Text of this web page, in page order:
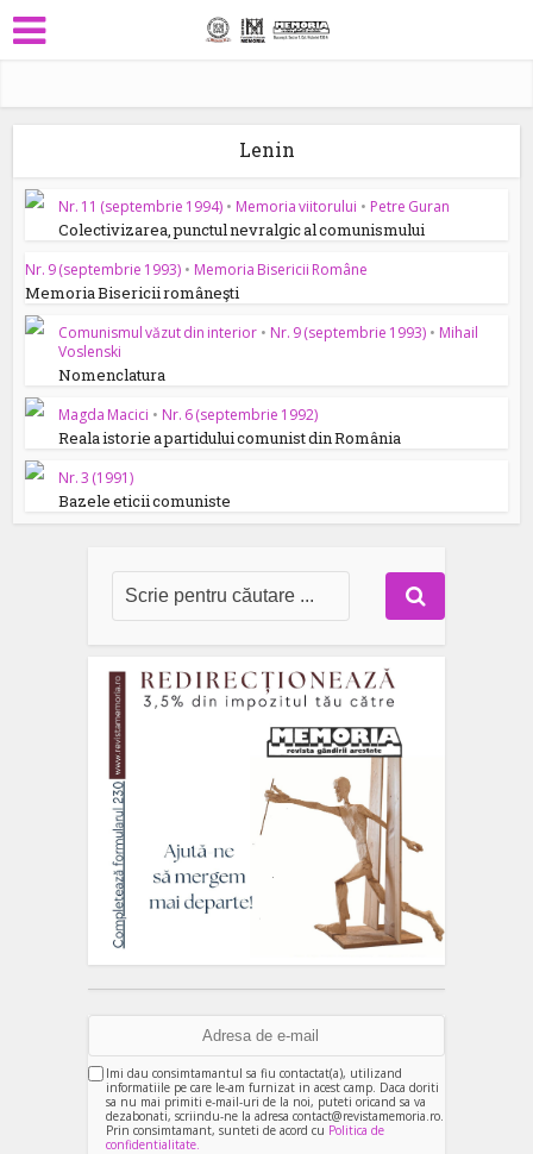
Lenin
Nr. 11 (septembrie 1994) • Memoria viitorului • Petre Guran
Colectivizarea, punctul nevralgic al comunismului
Nr. 9 (septembrie 1993) • Memoria Bisericii Române
Memoria Bisericii româneşti
Comunismul văzut din interior • Nr. 9 (septembrie 1993) • Mihail
Voslenski
Nomenclatura
Magda Macici • Nr. 6 (septembrie 1992)
Reala istorie a partidului comunist din România
Nr. 3 (1991)
Bazele eticii comuniste
Imi dau consimtamantul sa fiu contactat(a), utilizand
informatiile pe care le-am furnizat in acest camp. Daca doriti
sa nu mai primiti e-mail-uri de la noi, puteti oricand sa va
dezabonati, scriindu-ne la adresa contact@revistamemoria.ro.
Prin consimtamant, sunteti de acord cu Politica de
confidentialitate.